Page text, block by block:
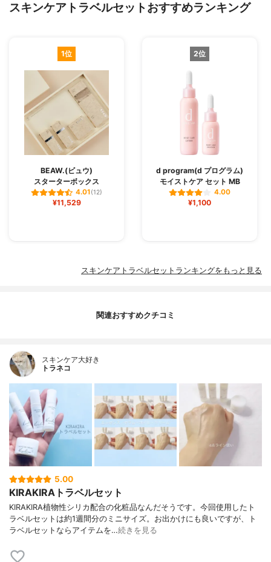
スキンケアトラベルセットおすすめランキング
1位
BEAW.(ビュウ)
スターターボックス
4.01(12)
¥11,529
2位
d program(d プログラム)
モイストケア セット MB
4.00
¥1,100
スキンケアトラベルセットランキングをもっと見る
関連おすすめクチコミ
スキンケア大好き
トラネコ
5.00
KIRAKIRAトラベルセット
KIRAKIRA植物性シリカ配合の化粧品なんだそうです。今回使用したト
ラベルセットは約1週間分のミニサイズ。お出かけにも良いですが、ト
ラベルセットならアイテムを…続きを見る